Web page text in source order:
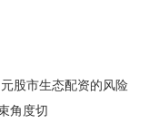
股市生态配资的风险
角度切